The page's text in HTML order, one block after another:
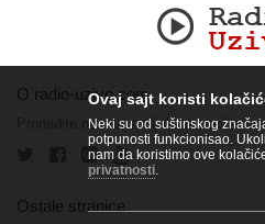
O radio-uzivo.com
Pronađite nas na socijalnim mrežama.
Ostale stranice
Ovaj sajt koristi
Neki su od suštinskog
potpunosti funkcionisao.
nam da koristimo ove
privatnosti.